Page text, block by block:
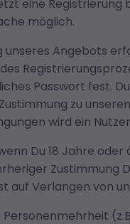
eine Registrierung
möglich.
unseres Angebots
Passwort fest.
zu
wird ein
Du 18 Jahre
Zustimmung
auf Verlangen von